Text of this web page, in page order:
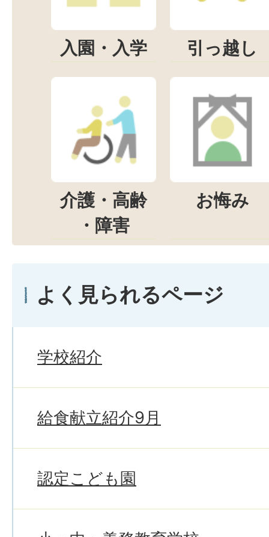
入園・入学 引っ越し
介護・高齢
・障害
お悔み
よく見られるページ
学校紹介
給食献立紹介9月
認定こども園